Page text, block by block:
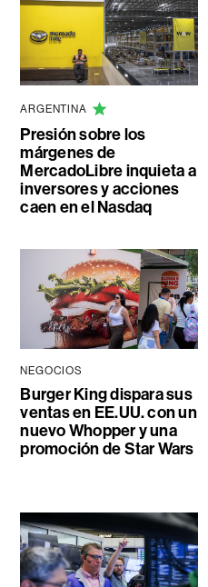
ARGENTINA
Presión sobre los
márgenes de
MercadoLibre inquieta a
inversores y acciones
caen en el Nasdaq
NEGOCIOS
Burger King dispara sus
ventas en EE.UU. con un
nuevo Whopper y una
promoción de Star Wars